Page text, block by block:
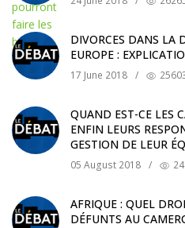
DIVORCES DANS LA
EUROPE :
17 June 2018 /
QUAND EST-CE LES
ENFIN LEURS
GESTION DE LEUR
05 August 2018 /
AFRIQUE : QUEL
DÉFUNTS AU